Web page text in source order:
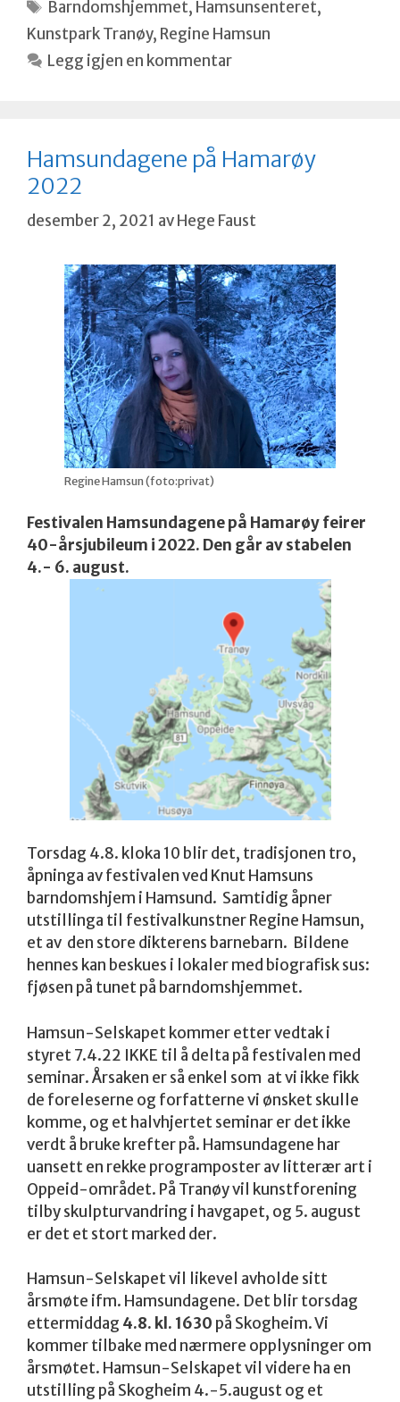
Barndomshjemmet, Hamsunsenteret,
Kunstpark Tranøy, Regine Hamsun
Legg igjen en kommentar
Hamsundagene på Hamarøy
2022
desember 2, 2021 avHege Faust
Regine Hamsun (foto:privat)
Festivalen Hamsundagene på Hamarøy feirer
40-årsjubileum i 2022. Den går av stabelen
4.- 6. august.
Torsdag 4.8. kloka 10 blir det, tradisjonen tro,
åpninga av festivalen ved Knut Hamsuns
barndomshjem i Hamsund. Samtidig åpner
utstillinga til festivalkunstner Regine Hamsun,
et av den store dikterens barnebarn. Bildene
hennes kan beskues i lokaler med biografisk sus:
fjøsen på tunet på barndomshjemmet.
Hamsun-Selskapet kommer etter vedtak i
styret 7.4.22 IKKE til å delta på festivalen med
seminar. Årsaken er så enkel som at vi ikke fikk
de foreleserne og forfatterne vi ønsket skulle
komme, og et halvhjertet seminar er det ikke
verdt å bruke krefter på. Hamsundagene har
uansett en rekke programposter av litterær art i
Oppeid-området. På Tranøy vil kunstforening
tilby skulpturvandring i havgapet, og 5. august
er det et stort marked der.
Hamsun-Selskapet vil likevel avholde sitt
årsmøte ifm. Hamsundagene. Det blir torsdag
ettermiddag 4.8. kl. 1630 på Skogheim. Vi
kommer tilbake med nærmere opplysninger om
årsmøtet. Hamsun-Selskapet vil videre ha en
utstilling på Skogheim 4.-5.august og et